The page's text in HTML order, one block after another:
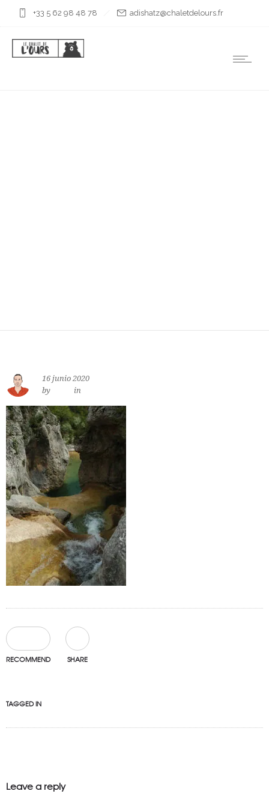
+33 5 62 98 48 78 rf.sruoledtelahc@ztahsida
16 junio 2020
by
in
RECOMMEND SHARE
TAGGED IN
Leave a reply